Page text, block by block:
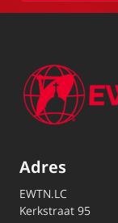
Adres
EWTN.LC
Kerkstraat 95